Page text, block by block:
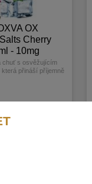
OX
Cherry
- 10mg
chuť s osvěžujícím
přináší příjemně